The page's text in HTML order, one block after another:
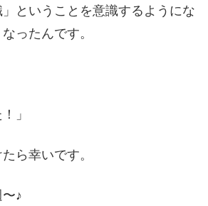
ということを意識するようにな
ったんです。
」
ら幸いです。
♪